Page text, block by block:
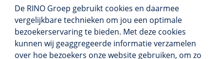
De RINO Groep gebruikt cookies en daarmee
vergelijkbare technieken om jou een optimale
bezoekerservaring te bieden. Met deze cookies
kunnen wij geaggregeerde informatie verzamelen
over hoe bezoekers onze website gebruiken, om zo
Meer dan 250 opleidingen
Alle BIG-opleidingen in huis
Cedeo-erkend en CRKBO-geregistreerd
Gemiddelde beoordeling 8,4